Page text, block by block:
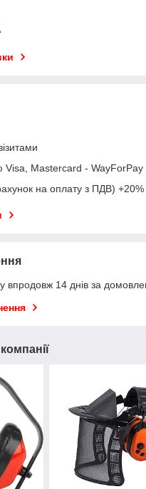
Visa, Mastercard - WayForPay
на оплату з ПДВ) +20%
впродовж 14 днів за